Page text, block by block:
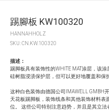
踢腳板 KW100320
HANNAHHOLZ
SKU:CN.KW.100320
描述：
踢脚板具有装饰性的WHITE MAT涂层，该
硅树脂浸渍保护层，但可以更好地覆盖和保
这种白色装饰由德国公司IMAWELL GMBH
天花板踢脚板，装饰线条和其他装饰材料表
位。 这些公司特别注意趋势，并且是其立